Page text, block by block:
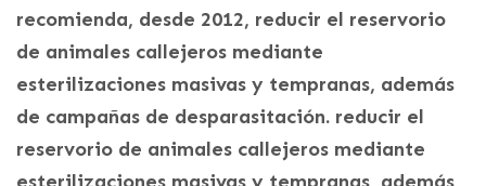
recomienda, desde 2012, reducir el reservorio
de animales callejeros mediante
esterilizaciones masivas y tempranas, además
de campañas de desparasitación. reducir el
reservorio de animales callejeros mediante